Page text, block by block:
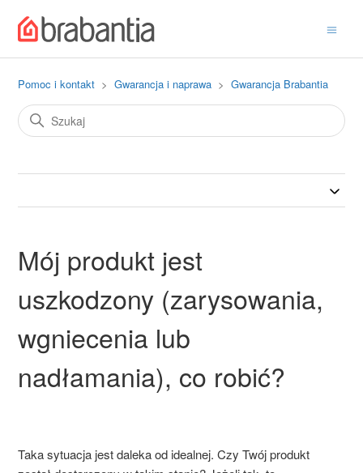
Pomoc i kontakt Gwarancja i naprawa Gwarancja Brabantia
Mój produkt jest
uszkodzony (zarysowania,
wgniecenia lub
nadłamania), co robić?
Taka sytuacja jest daleka od idealnej. Czy Twój produkt